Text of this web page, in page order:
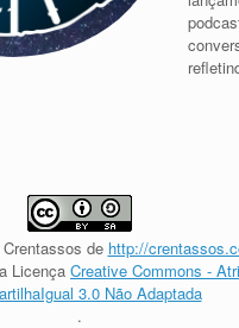
de http://
Licença Creative Commons -
3.0 Não Adaptada
.